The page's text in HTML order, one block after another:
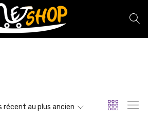
récent au plus ancien